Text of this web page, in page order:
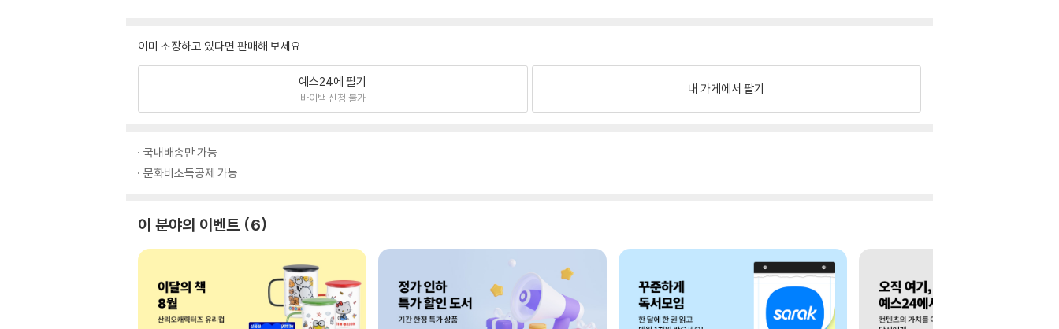
이미 소장하고 있다면 판매해 보세요.
예스24에 팔기
바이백 신청 불가
내 가게에서 팔기
국내배송만 가능
문화비소득공제 가능
이 분야의 이벤트 6